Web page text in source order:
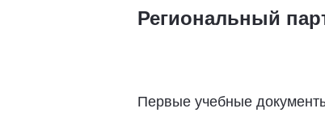
Региональный
Первые учебные